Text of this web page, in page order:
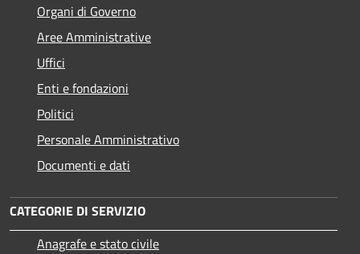
Organi di Governo
Aree Amministrative
Uffici
Enti e fondazioni
Politici
Personale Amministrativo
Documenti e dati
CATEGORIE DI SERVIZIO
Anagrafe e stato civile